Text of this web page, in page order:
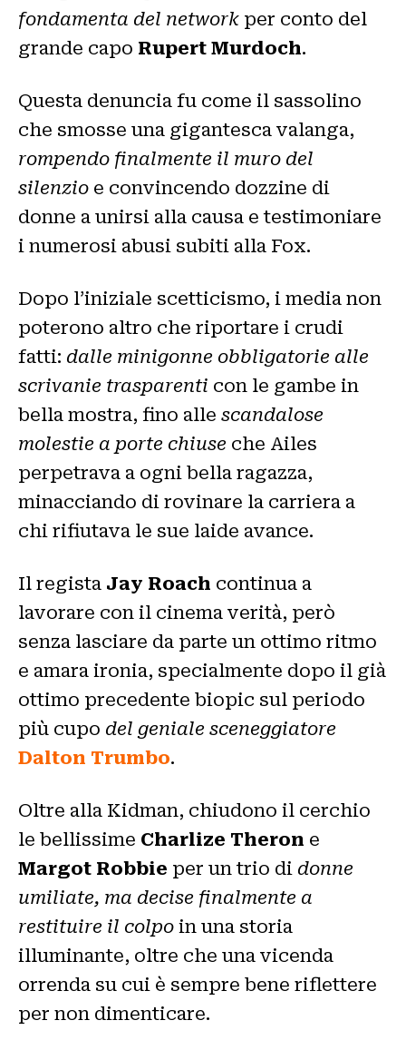
fondamenta del network per conto del
grande capo Rupert Murdoch.
Questa denuncia fu come il sassolino
che smosse una gigantesca valanga,
rompendo finalmente il muro del
silenzio e convincendo dozzine di
donne a unirsi alla causa e testimoniare
i numerosi abusi subiti alla Fox.
Dopo l’iniziale scetticismo, i media non
poterono altro che riportare i crudi
fatti: dalle minigonne obbligatorie alle
scrivanie trasparenti con le gambe in
bella mostra, fino alle scandalose
molestie a porte chiuse che Ailes
perpetrava a ogni bella ragazza,
minacciando di rovinare la carriera a
chi rifiutava le sue laide avance.
Il regista Jay Roach continua a
lavorare con il cinema verità, però
senza lasciare da parte un ottimo ritmo
e amara ironia, specialmente dopo il già
ottimo precedente biopic sul periodo
più cupo del geniale sceneggiatore
Dalton Trumbo.
Oltre alla Kidman, chiudono il cerchio
le bellissime Charlize Theron e
Margot Robbie per un trio di donne
umiliate, ma decise finalmente a
restituire il colpo in una storia
illuminante, oltre che una vicenda
orrenda su cui è sempre bene riflettere
per non dimenticare.